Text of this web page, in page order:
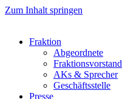
Zum Inhalt springen
Fraktion
Abgeordnete
Fraktions­vorstand
AKs & Sprecher
Geschäftsstelle
Presse